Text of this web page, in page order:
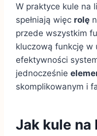
W praktyce kule na
spełniają więc rolę
przede wszystkim
kluczową funkcję w
efektywności
jednocześnie
skomplikowanym i
Jak kule na